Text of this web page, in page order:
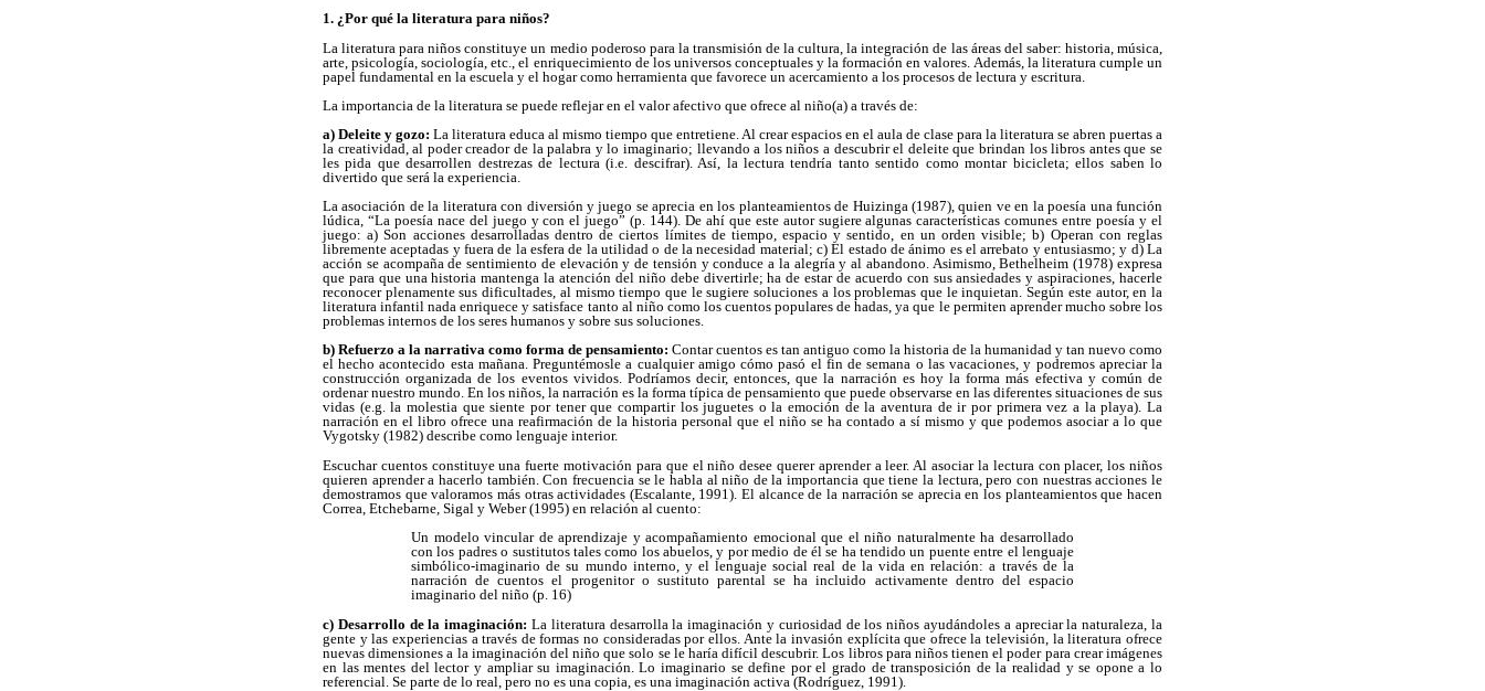
1. ¿Por qué la literatura para niños?
La literatura para niños constituye un medio poderoso para la transmisión de la cultura, la integración de las áreas del saber: historia, música,
arte, psicología, sociología, etc., el enriquecimiento de los universos conceptuales y la formación en valores. Además, la literatura cumple un
papel fundamental en la escuela y el hogar como herramienta que favorece un acercamiento a los procesos de lectura y escritura.
La importancia de la literatura se puede reflejar en el valor afectivo que ofrece al niño(a) a través de:
a) Deleite y gozo: La literatura educa al mismo tiempo que entretiene. Al crear espacios en el aula de clase para la literatura se abren puertas a
la creatividad, al poder creador de la palabra y lo imaginario; llevando a los niños a descubrir el deleite que brindan los libros antes que se
les pida que desarrollen destrezas de lectura (i.e. descifrar). Así, la lectura tendría tanto sentido como montar bicicleta; ellos saben lo
divertido que será la experiencia.
La asociación de la literatura con diversión y juego se aprecia en los planteamientos de Huizinga (1987), quien ve en la poesía una función
lúdica, “La poesía nace del juego y con el juego” (p. 144). De ahí que este autor sugiere algunas características comunes entre poesía y el
juego: a) Son acciones desarrolladas dentro de ciertos límites de tiempo, espacio y sentido, en un orden visible; b) Operan con reglas
libremente aceptadas y fuera de la esfera de la utilidad o de la necesidad material; c) El estado de ánimo es el arrebato y entusiasmo; y d) La
acción se acompaña de sentimiento de elevación y de tensión y conduce a la alegría y al abandono. Asimismo, Bethelheim (1978) expresa
que para que una historia mantenga la atención del niño debe divertirle; ha de estar de acuerdo con sus ansiedades y aspiraciones, hacerle
reconocer plenamente sus dificultades, al mismo tiempo que le sugiere soluciones a los problemas que le inquietan. Según este autor, en la
literatura infantil nada enriquece y satisface tanto al niño como los cuentos populares de hadas, ya que le permiten aprender mucho sobre los
problemas internos de los seres humanos y sobre sus soluciones.
b) Refuerzo a la narrativa como forma de pensamiento: Contar cuentos es tan antiguo como la historia de la humanidad y tan nuevo como
el hecho acontecido esta mañana. Preguntémosle a cualquier amigo cómo pasó el fin de semana o las vacaciones, y podremos apreciar la
construcción organizada de los eventos vividos. Podríamos decir, entonces, que la narración es hoy la forma más efectiva y común de
ordenar nuestro mundo. En los niños, la narración es la forma típica de pensamiento que puede observarse en las diferentes situaciones de sus
vidas (e.g. la molestia que siente por tener que compartir los juguetes o la emoción de la aventura de ir por primera vez a la playa). La
narración en el libro ofrece una reafirmación de la historia personal que el niño se ha contado a sí mismo y que podemos asociar a lo que
Vygotsky (1982) describe como lenguaje interior.
Escuchar cuentos constituye una fuerte motivación para que el niño desee querer aprender a leer. Al asociar la lectura con placer, los niños
quieren aprender a hacerlo también. Con frecuencia se le habla al niño de la importancia que tiene la lectura, pero con nuestras acciones le
demostramos que valoramos más otras actividades (Escalante, 1991). El alcance de la narración se aprecia en los planteamientos que hacen
Correa, Etchebarne, Sigal y Weber (1995) en relación al cuento:
Un modelo vincular de aprendizaje y acompañamiento emocional que el niño naturalmente ha desarrollado
con los padres o sustitutos tales como los abuelos, y por medio de él se ha tendido un puente entre el lenguaje
simbólico-imaginario de su mundo interno, y el lenguaje social real de la vida en relación: a través de la
narración de cuentos el progenitor o sustituto parental se ha incluido activamente dentro del espacio
imaginario del niño (p. 16)
c) Desarrollo de la imaginación: La literatura desarrolla la imaginación y curiosidad de los niños ayudándoles a apreciar la naturaleza, la
gente y las experiencias a través de formas no consideradas por ellos. Ante la invasión explícita que ofrece la televisión, la literatura ofrece
nuevas dimensiones a la imaginación del niño que solo se le haría difícil descubrir. Los libros para niños tienen el poder para crear imágenes
en las mentes del lector y ampliar su imaginación. Lo imaginario se define por el grado de transposición de la realidad y se opone a lo
referencial. Se parte de lo real, pero no es una copia, es una imaginación activa (Rodríguez, 1991).